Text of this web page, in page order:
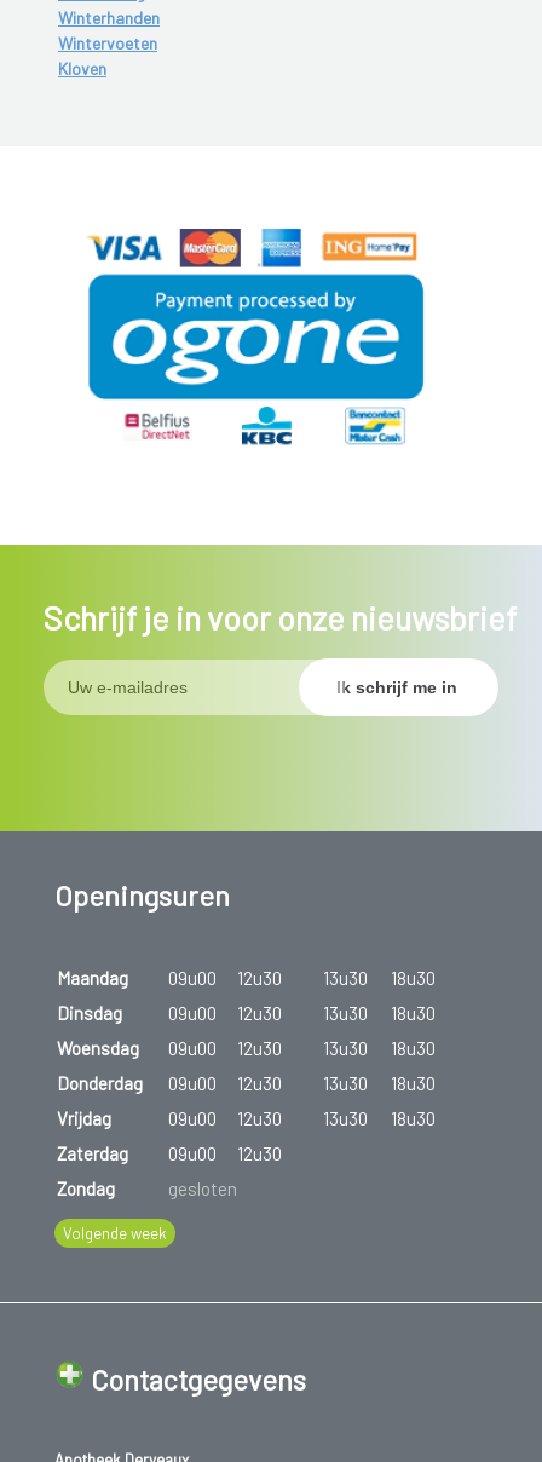
Winterhanden
Wintervoeten
Kloven
Schrijf je in voor onze nieuwsbrief
Openingsuren
Maandag 09u00 12u30 13u30
18u30
Dinsdag
09u00 12u30 13u30
18u30
Woensdag
09u00 12u30 13u30
18u30
Donderdag
09u00 12u30 13u30
18u30
Vrijdag
09u00 12u30 13u30
18u30
Zaterdag
09u00
12u30
Zondag
gesloten
Volgende week
Contactgegevens